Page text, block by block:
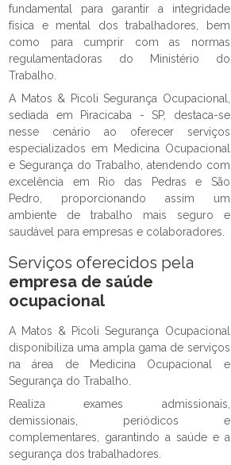
fundamental para garantir a integridade
física e mental dos trabalhadores, bem
como para cumprir com as normas
regulamentadoras do Ministério do
Trabalho.
A Matos & Picoli Segurança Ocupacional,
sediada em Piracicaba - SP, destaca-se
nesse cenário ao oferecer serviços
especializados em Medicina Ocupacional
e Segurança do Trabalho, atendendo com
excelência em Rio das Pedras e São
Pedro, proporcionando assim um
ambiente de trabalho mais seguro e
saudável para empresas e colaboradores.
Serviços oferecidos pela
empresa de saúde
ocupacional
A Matos & Picoli Segurança Ocupacional
disponibiliza uma ampla gama de serviços
na área de Medicina Ocupacional e
Segurança do Trabalho.
Realiza exames admissionais,
demissionais, periódicos e
complementares, garantindo a saúde e a
segurança dos trabalhadores.